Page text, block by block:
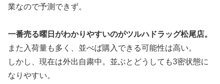
業なので予測できず。
一番売る曜日がわかりやすいのがツルハドラッグ松尾店。
また入荷量も多く、並べば購入できる可能性は高い。
しかし、現在は外出自粛中。並ぶとどうしても3密状態に
なりやすい。